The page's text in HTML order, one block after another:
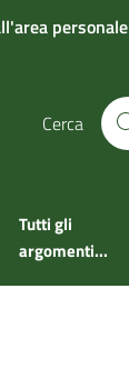
personale
Cerca
Tutti gli
argomenti...